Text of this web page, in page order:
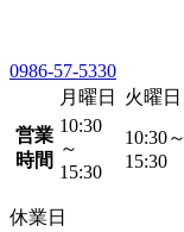
0986-57-5330
月曜日
火曜日
営業
時間
10:30
～
15:30
10:30～
15:30
休業日